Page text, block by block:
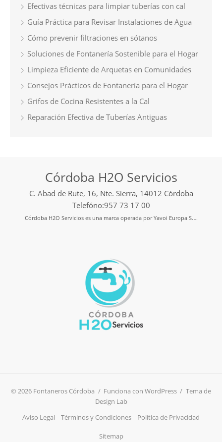
Efectivas técnicas para limpiar tuberías con cal
Guía Práctica para Revisar Instalaciones de Agua
Cómo prevenir filtraciones en sótanos
Soluciones de Fontanería Sostenible para el Hogar
Limpieza Eficiente de Arquetas en Comunidades
Consejos Prácticos de Fontanería para el Hogar
Grifos de Cocina Resistentes a la Cal
Reparación Efectiva de Tuberías Antiguas
Córdoba H2O Servicios
C. Abad de Rute, 16, Nte. Sierra, 14012 Córdoba
Telefóno:957 73 17 00
Córdoba H2O Servicios es una marca operada por Yavoi Europa S.L.
© 2026 Fontaneros Córdoba / Funciona con WordPress / Tema de
Design Lab
Aviso Legal
Términos y Condiciones Política de Privacidad
Sitemap